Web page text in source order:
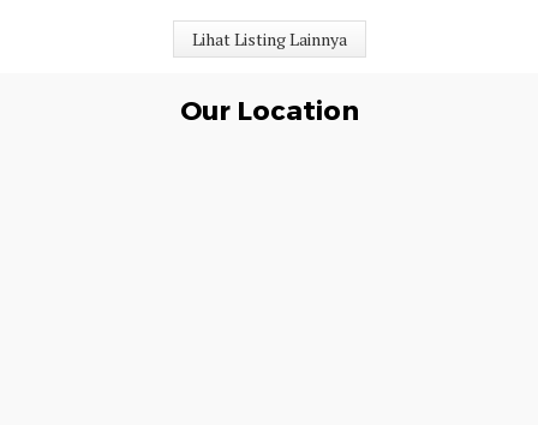
Lihat Listing Lainnya
Our Location